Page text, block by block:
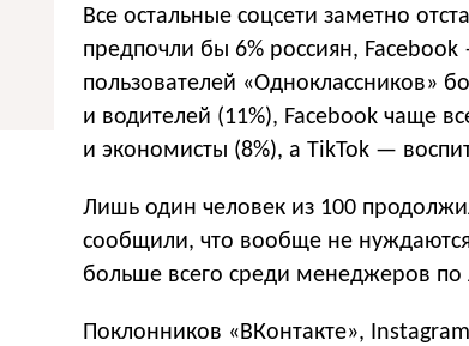
Все остальные соцсети заметно
предпочли бы 6% россиян,
пользователей «Одноклассников»
и водителей (11%), Facebook чаще
и экономисты (8%), а TikTok —
Лишь один человек из 100
сообщили, что вообще не
больше всего среди менеджеров по
Поклонников «ВКонтакте»,